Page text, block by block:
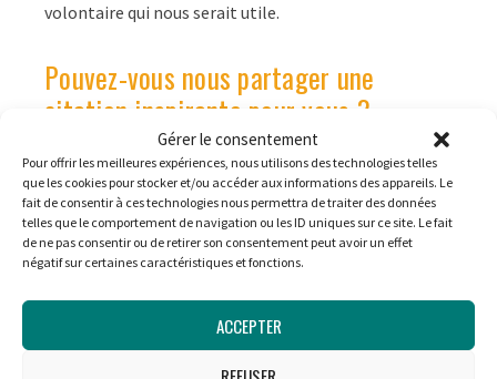
Gérer le consentement
Pour offrir les meilleures expériences, nous utilisons des technologies telles
que les cookies pour stocker et/ou accéder aux informations des appareils. Le
fait de consentir à ces technologies nous permettra de traiter des données
telles que le comportement de navigation ou les ID uniques sur ce site. Le fait
de ne pas consentir ou de retirer son consentement peut avoir un effet
négatif sur certaines caractéristiques et fonctions.
ACCEPTER
volontaire qui nous serait utile.
Pouvez-vous nous partager une
citation inspirante pour vous ?
La citation qui me guide par rapport à la qualité de
l’accueil : on n’a jamais deux fois l’occasion de faire
une première bonne impression.